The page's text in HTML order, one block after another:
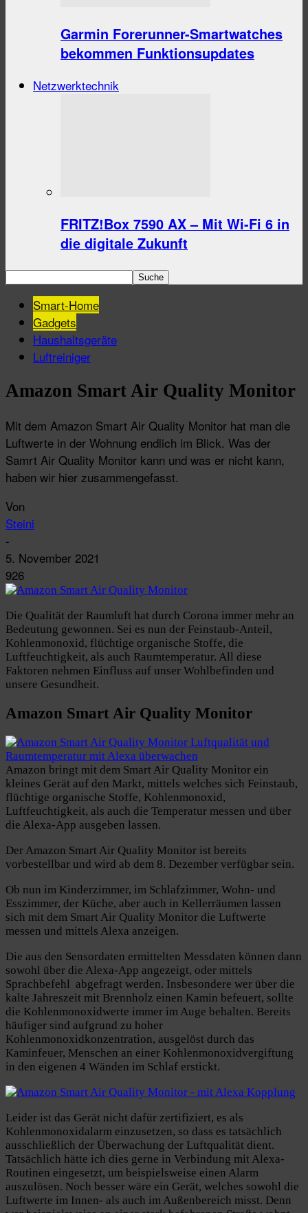
Garmin Forerunner-Smartwatches
bekommen Funktionsupdates
Netzwerktechnik
FRITZ!Box 7590 AX – Mit Wi-Fi 6 in
die digitale Zukunft
Smart-Home
Gadgets
Haushaltsgeräte
Luftreiniger
Amazon Smart Air Quality Monitor
Mit dem Amazon Smart Air Quality Monitor hat man die
Luftwerte in der Wohnung endlich im Blick. Was der
Samrt Air Quality Monitor kann und was er nicht kann,
haben wir hier zusammengefasst.
Von
Steini
-
5. November 2021
926
Die Qualität der Raumluft hat durch Corona immer mehr an
Bedeutung gewonnen. Sei es nun der Feinstaub-Anteil,
Kohlenmonoxid, flüchtige organische Stoffe, die
Luftfeuchtigkeit, als auch Raumtemperatur. All diese
Faktoren nehmen Einfluss auf unser Wohlbefinden und
unsere Gesundheit.
Amazon Smart Air Quality Monitor
Amazon bringt mit dem Smart Air Quality Monitor ein
kleines Gerät auf den Markt, mittels welches sich Feinstaub,
flüchtige organische Stoffe, Kohlenmonoxid,
Luftfeuchtigkeit, als auch die Temperatur messen und über
die Alexa-App ausgeben lassen.
Der Amazon Smart Air Quality Monitor ist bereits
vorbestellbar und wird ab dem 8. Dezember verfügbar sein.
Ob nun im Kinderzimmer, im Schlafzimmer, Wohn- und
Esszimmer, der Küche, aber auch in Kellerräumen lassen
sich mit dem Smart Air Quality Monitor die Luftwerte
messen und mittels Alexa anzeigen.
Die aus den Sensordaten ermittelten Messdaten können dann
sowohl über die Alexa-App angezeigt, oder mittels
Sprachbefehl abgefragt werden. Insbesondere wer über die
kalte Jahreszeit mit Brennholz einen Kamin befeuert, sollte
die Kohlenmonoxidwerte immer im Auge behalten. Bereits
häufiger sind aufgrund zu hoher
Kohlenmonoxidkonzentration, ausgelöst durch das
Kaminfeuer, Menschen an einer Kohlenmonoxidvergiftung
in den eigenen 4 Wänden im Schlaf erstickt.
Leider ist das Gerät nicht dafür zertifiziert, es als
Kohlenmonoxidalarm einzusetzen, so dass es tatsächlich
ausschließlich der Überwachung der Luftqualität dient.
Tatsächlich hätte ich dies gerne in Verbindung mit Alexa-
Routinen eingesetzt, um beispielsweise einen Alarm
auszulösen. Noch besser wäre ein Gerät, welches sowohl die
Luftwerte im Innen- als auch im Außenbereich misst. Denn